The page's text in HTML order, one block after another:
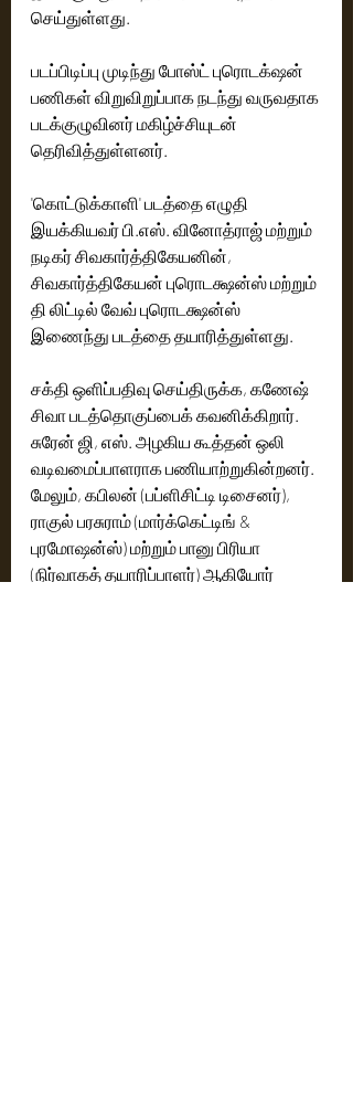
செய்துள்ளது.
படப்பிடிப்பு முடிந்து போஸ்ட் புரொடக்‌ஷன்
பணிகள் விறுவிறுப்பாக நடந்து வருவதாக
படக்குழுவினர் மகிழ்ச்சியுடன்
தெரிவித்துள்ளனர்.
'கொட்டுக்காளி' படத்தை எழுதி
இயக்கியவர் பி.எஸ். வினோத்ராஜ் மற்றும்
நடிகர் சிவகார்த்திகேயனின்,
சிவகார்த்திகேயன் புரொடக்ஷன்ஸ் மற்றும்
தி லிட்டில் வேவ் புரொடக்ஷன்ஸ்
இணைந்து படத்தை தயாரித்துள்ளது.
சக்தி ஒளிப்பதிவு செய்திருக்க, கணேஷ்
சிவா படத்தொகுப்பைக் கவனிக்கிறார்.
சுரேன் ஜி, எஸ். அழகிய கூத்தன் ஒலி
வடிவமைப்பாளராக பணியாற்றுகின்றனர்.
மேலும், கபிலன் (பப்ளிசிட்டி டிசைனர்),
ராகுல் பரசுராம் (மார்க்கெட்டிங் &
புரமோஷன்ஸ்) மற்றும் பானு பிரியா
(நிர்வாகத் தயாரிப்பாளர்) ஆகியோர்